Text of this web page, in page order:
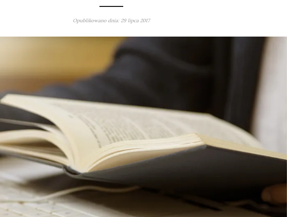
Opublikowano dnia: 29 lipca 2017